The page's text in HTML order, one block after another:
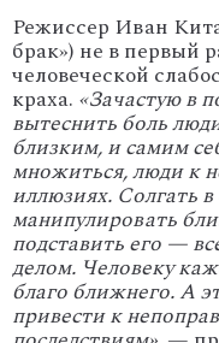
Режиссер Иван
брак») не в первый
человеческой
краха. «Зачастую в
вытеснить боль
близким, и самим
множиться, люди к
иллюзиях. Солгать
манипулировать
подставить его —
делом. Человеку
благо ближнего. А
привести к